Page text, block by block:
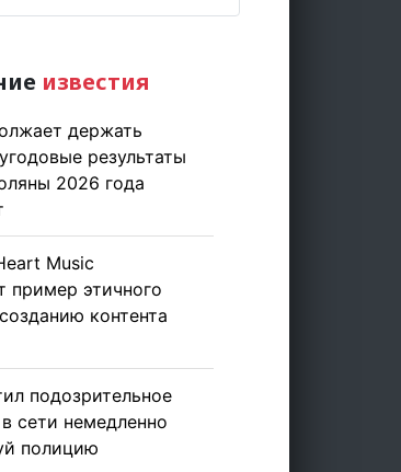
известия
держать
результаты
2026 года
Music
пример этичного
контента
подозрительное
сети немедленно
полицию